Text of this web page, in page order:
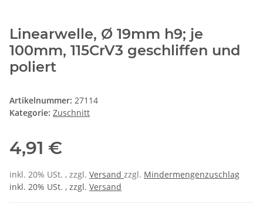
Linearwelle, Ø 19mm h9; je
100mm, 115CrV3 geschliffen und
poliert
Artikelnummer: 27114
Kategorie: Zuschnitt
4,91 €
inkl. 20% USt. , zzgl. Versand zzgl. Mindermengenzuschlag
inkl. 20% USt. , zzgl. Versand